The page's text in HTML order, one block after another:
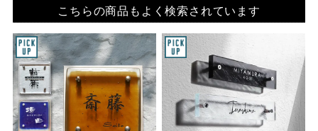
こちらの商品もよく検索されています